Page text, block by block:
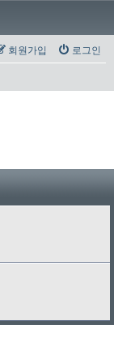
로그인
회원가입